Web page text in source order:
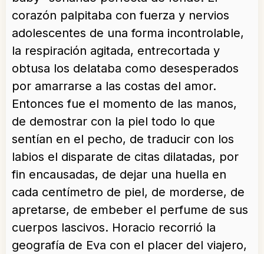
corazón palpitaba con fuerza y nervios
adolescentes de una forma incontrolable,
la respiración agitada, entrecortada y
obtusa los delataba como desesperados
por amarrarse a las costas del amor.
Entonces fue el momento de las manos,
de demostrar con la piel todo lo que
sentían en el pecho, de traducir con los
labios el disparate de citas dilatadas, por
fin encausadas, de dejar una huella en
cada centímetro de piel, de morderse, de
apretarse, de embeber el perfume de sus
cuerpos lascivos. Horacio recorrió la
geografía de Eva con el placer del viajero,